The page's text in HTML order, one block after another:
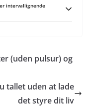
ned den dag. Ændr ikke
træningen i stedet og
intervallignende
(uden pulsur) og
tallet uden at lade
det styre dit liv